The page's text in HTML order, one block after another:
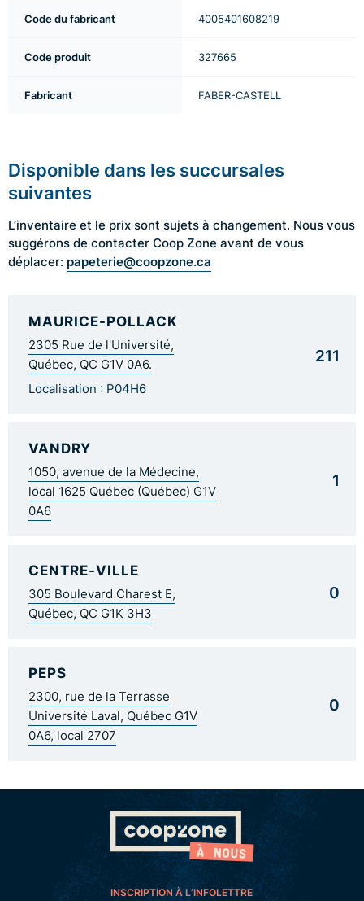
Code du fabricant 4005401608219
Code produit 327665
Fabricant FABER-CASTELL
Disponible dans les succursales
suivantes
L’inventaire et le prix sont sujets à changement. Nous vous
suggérons de contacter Coop Zone avant de vous
déplacer: papeterie@coopzone.ca
MAURICE-POLLACK
2305 Rue de l'Université,
Québec, QC G1V 0A6.
Localisation : P04H6
211
VANDRY
1050, avenue de la Médecine,
local 1625 Québec (Québec) G1V
0A6
1
CENTRE-VILLE
305 Boulevard Charest E,
Québec, QC G1K 3H3
0
PEPS
2300, rue de la Terrasse
Université Laval, Québec G1V
0A6, local 2707
0
INSCRIPTION À L’INFOLETTRE